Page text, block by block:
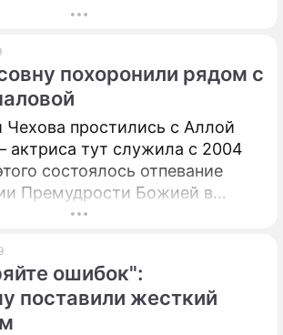
похоронили рядом с
простились с Аллой
актриса тут служила с 2004
состоялось отпевание
Премудрости Божией в
Похоронили же
ошибок":
поставили жесткий